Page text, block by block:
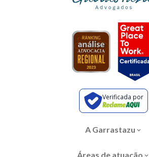
Verificada por
A Garrastazu
Áreas de atuação